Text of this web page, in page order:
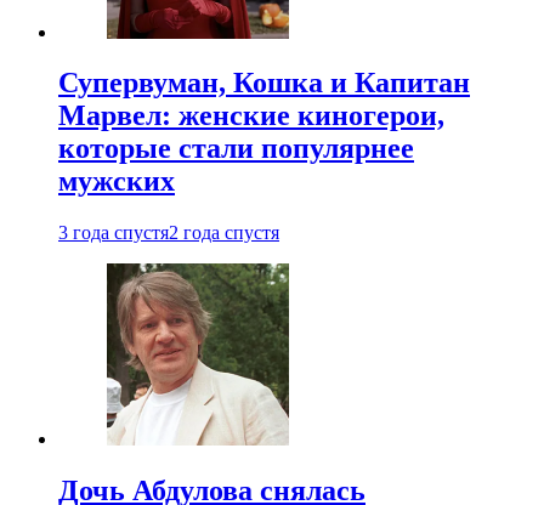
Супервуман, Кошка и Капитан
Марвел: женские киногерои,
которые стали популярнее
мужских
3 года спустя2 года спустя
Дочь Абдулова снялась